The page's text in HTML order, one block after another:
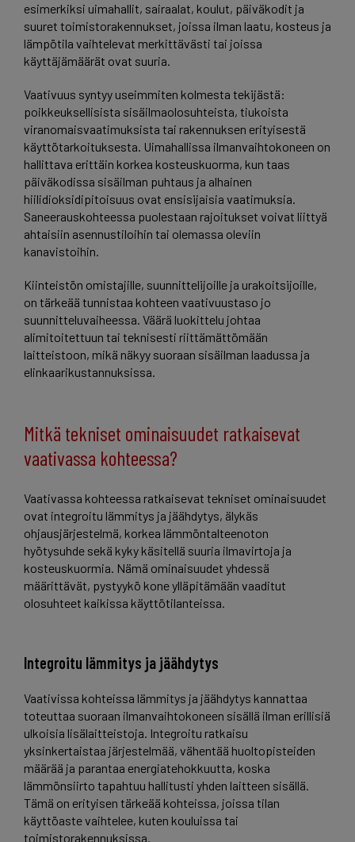
esimerkiksi uimahallit, sairaalat, koulut, päiväkodit ja
suuret toimistorakennukset, joissa ilman laatu, kosteus ja
lämpötila vaihtelevat merkittävästi tai joissa
käyttäjämäärät ovat suuria.
Vaativuus syntyy useimmiten kolmesta tekijästä:
poikkeuksellisista sisäilmaolosuhteista, tiukoista
viranomaisvaatimuksista tai rakennuksen erityisestä
käyttötarkoituksesta. Uimahallissa ilmanvaihtokoneen on
hallittava erittäin korkea kosteuskuorma, kun taas
päiväkodissa sisäilman puhtaus ja alhainen
hiilidioksidipitoisuus ovat ensisijaisia vaatimuksia.
Saneerauskohteessa puolestaan rajoitukset voivat liittyä
ahtaisiin asennustiloihin tai olemassa oleviin
kanavistoihin.
Kiinteistön omistajille, suunnittelijoille ja urakoitsijoille,
on tärkeää tunnistaa kohteen vaativuustaso jo
suunnitteluvaiheessa. Väärä luokittelu johtaa
alimitoitettuun tai teknisesti riittämättömään
laitteistoon, mikä näkyy suoraan sisäilman laadussa ja
elinkaarikustannuksissa.
Mitkä tekniset ominaisuudet ratkaisevat
vaativassa kohteessa?
Vaativassa kohteessa ratkaisevat tekniset ominaisuudet
ovat integroitu lämmitys ja jäähdytys, älykäs
ohjausjärjestelmä, korkea lämmöntalteenoton
hyötysuhde sekä kyky käsitellä suuria ilmavirtoja ja
kosteuskuormia. Nämä ominaisuudet yhdessä
määrittävät, pystyykö kone ylläpitämään vaaditut
olosuhteet kaikissa käyttötilanteissa.
Integroitu lämmitys ja jäähdytys
Vaativissa kohteissa lämmitys ja jäähdytys kannattaa
toteuttaa suoraan ilmanvaihtokoneen sisällä ilman erillisiä
ulkoisia lisälaitteistoja. Integroitu ratkaisu
yksinkertaistaa järjestelmää, vähentää huoltopisteiden
määrää ja parantaa energiatehokkuutta, koska
lämmönsiirto tapahtuu hallitusti yhden laitteen sisällä.
Tämä on erityisen tärkeää kohteissa, joissa tilan
käyttöaste vaihtelee, kuten kouluissa tai
toimistorakennuksissa.